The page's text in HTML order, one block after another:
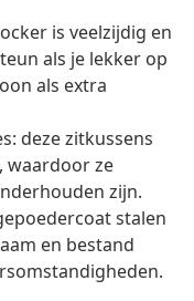
is veelzijdig en
als je lekker op
als extra
deze zitkussens
waardoor ze
zijn.
stalen
en bestand